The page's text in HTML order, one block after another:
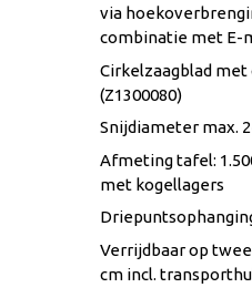
via
combinatie met E-
Cirkelzaagblad
(Z1300080)
Snijdiameter max.
Afmeting tafel:
met kogellagers
Verrijdbaar op
cm incl.